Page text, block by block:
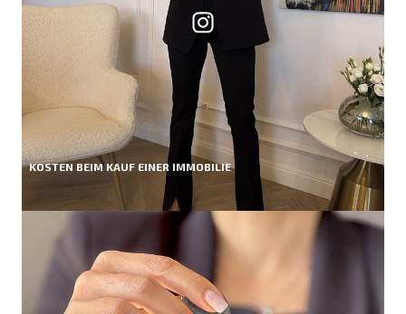
KOSTEN BEIM KAUF EINER IMMOBILIE